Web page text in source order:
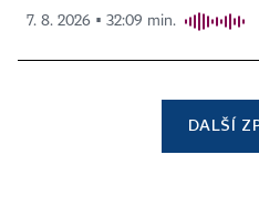
7. 8. 2026 ▪ 32:09 min.
DALŠÍ